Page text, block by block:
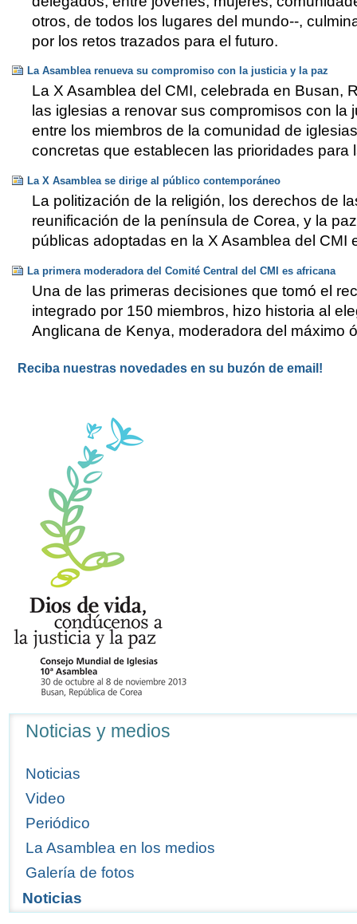
otros, de todos los lugares del mundo--,
por los retos trazados para el futuro.
La Asamblea renueva su compromiso con la justicia y la paz
La X Asamblea del CMI, celebrada en Busan,
las iglesias a renovar sus compromisos con
entre los miembros de la comunidad de
concretas que establecen las prioridades para
La X Asamblea se dirige al público contemporáneo
La politización de la religión, los derechos de
reunificación de la península de Corea, y la
públicas adoptadas en la X Asamblea del CMI
La primera moderadora del Comité Central del CMI es africana
Una de las primeras decisiones que tomó el
integrado por 150 miembros, hizo historia al
Anglicana de Kenya, moderadora del máximo
Reciba nuestras novedades en su buzón de email!
Noticias y medios
Noticias
Video
Periódico
La Asamblea en los medios
Galería de fotos
Noticias